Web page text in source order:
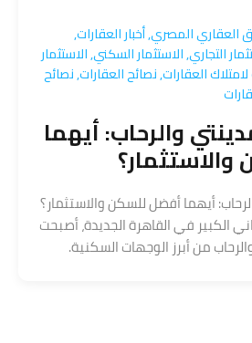
العقاري المصري,أخبار العقارات,
التجاري,الاستثمار السكني,الاستثمار
العقارات,نصائح العقارات,نصائح
والرحاب: أيهما
أيهما أفضل للسكن والاستثمار؟
الكبير في القاهرة الجديدة، أصبحت
من أبرز الوجهات السكنية.